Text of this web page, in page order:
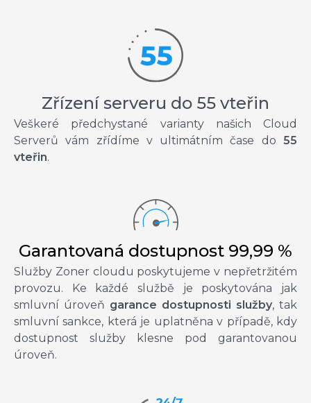
Zřízení serveru do 55 vteřin
Veškeré předchystané varianty našich Cloud
Serverů vám zřídíme v ultimátním čase do 55
vteřin.
Garantovaná dostupnost 99,99 %
Služby Zoner cloudu poskytujeme v nepřetržitém
provozu. Ke každé službě je poskytována jak
smluvní úroveň garance dostupnosti služby, tak
smluvní sankce, která je uplatněna v případě, kdy
dostupnost služby klesne pod garantovanou
úroveň.